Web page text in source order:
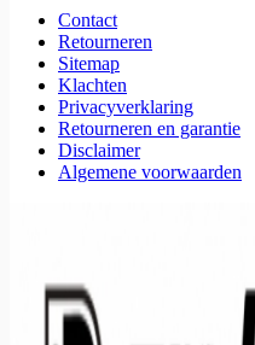
Contact
Retourneren
Sitemap
Klachten
Privacyverklaring
Retourneren en garantie
Disclaimer
Algemene voorwaarden